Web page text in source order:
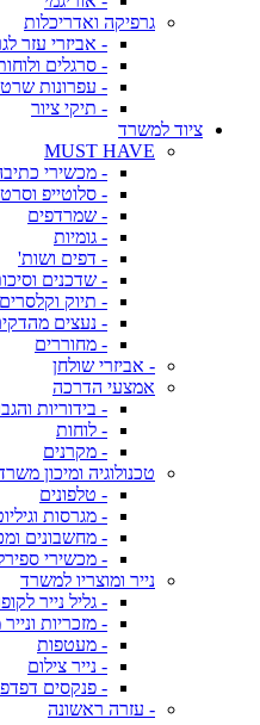
גרפיקה ואדריכלות
- אביזרי עזר
- סרגלים
- עפרונות
- תיקי ציור
ציוד למשרד
MUST HAVE
- מכשירי
- סלוטייפ
- שמרדפים
- גומיות
- דפים ושות'
- שדכנים
- תיוק וקלסרים
- נעצים
- מחוררים
- אביזרי שולחן
אמצעי הדרכה
- בידוריות
- לוחות
- מקרנים
טכנולוגיה ומיכון
- טלפונים
- מגרסות
- מחשבונים
- מכשירי
נייר ומוצריו למשרד
- גליל נייר
- מזכריות
- מעטפות
- נייר צילום
- פנקסים
- עזרה ראשונה